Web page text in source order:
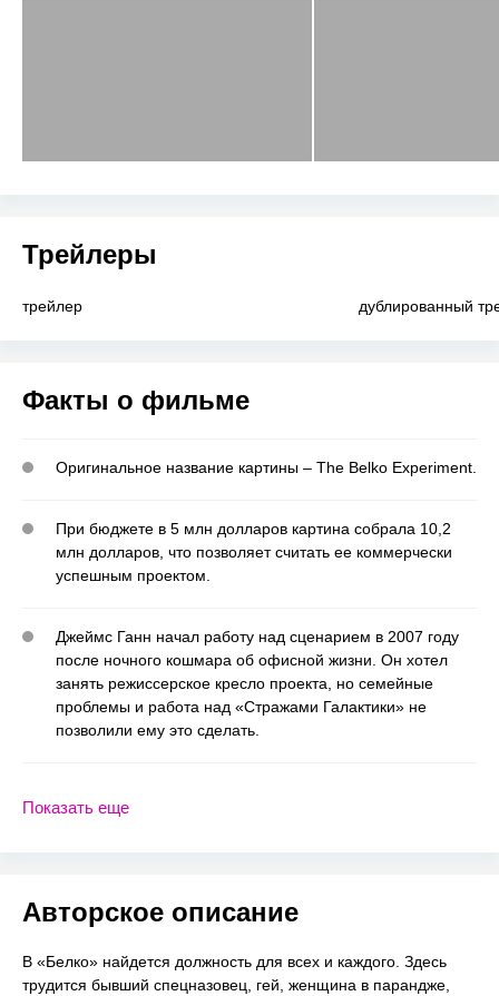
Трейлеры
трейлер дублированный
Факты о фильме
Оригинальное название картины – The Belko Experiment.
При бюджете в 5 млн долларов картина собрала 10,2
млн долларов, что позволяет считать ее коммерчески
успешным проектом.
Джеймс Ганн начал работу над сценарием в 2007 году
после ночного кошмара об офисной жизни. Он хотел
занять режиссерское кресло проекта, но семейные
проблемы и работа над «Стражами Галактики» не
позволили ему это сделать.
Показать еще
Авторское описание
В «Белко» найдется должность для всех и каждого. Здесь
трудится бывший спецназовец, гей, женщина в парандже,